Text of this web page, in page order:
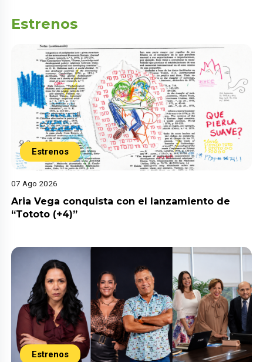
Estrenos
Estrenos
07 Ago 2026
Aria Vega conquista con el lanzamiento de
“Tototo (+4)”
Estrenos